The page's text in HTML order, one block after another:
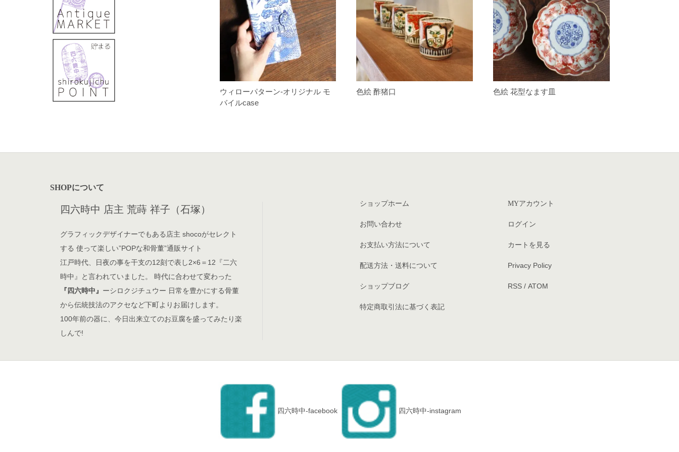
ウィローパターン-オリジナル モ
バイルcase
色絵 酢猪口 色絵 花型なます皿
SHOPについて
四六時中 店主 荒蒔 祥子（石塚）
グラフィックデザイナーでもある店主 shocoがセレクト
する 使って楽しい”POPな和骨董”通販サイト
江戸時代、日夜の事を干支の12刻で表し2×6＝12『二六
時中』と言われていました。 時代に合わせて変わった
『四六時中』 ーシロクジチュウー 日常を豊かにする骨董
から伝統技法のアクセなど下町よりお届けします。
100年前の器に、今日出来立てのお豆腐を盛ってみたり楽
しんで!
ショップホーム
お問い合わせ
お支払い方法について
配送方法・送料について
ショップブログ
特定商取引法に基づく表記
MYアカウント
ログイン
カートを見る
Privacy Policy
RSS/ ATOM
四六時中-facebook 四六時中-instagram